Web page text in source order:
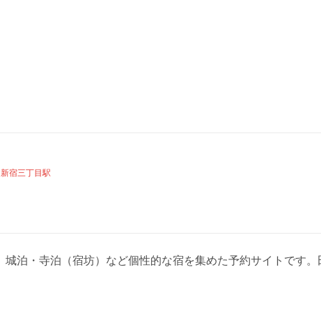
新宿三丁目駅
泊・寺泊（宿坊）など個性的な宿を集めた予約サイトです